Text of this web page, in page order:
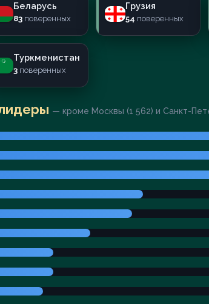
Беларусь
83поверенных
Грузия
54 поверенных
Туркменистан
3поверенных
— кроме Москвы (1 562) и Санкт-